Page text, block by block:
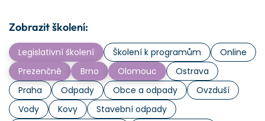
Zobrazit školení:
Legislativní školení Školení k programům
Online
Prezenčně
Brno Olomouc
Ostrava
Praha
Odpady Obce a odpady
Ovzduší
Vody
Kovy
Stavební odpady